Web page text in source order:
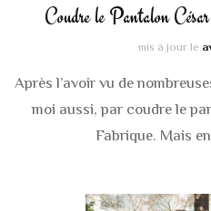
Coudre le Pantalon
mis à jour le
Après l’avoir vu de
moi aussi, par coudre le
Fabrique. Mais